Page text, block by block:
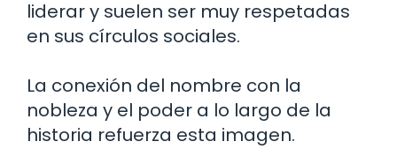
liderar y suelen ser muy respetadas
en sus círculos sociales.
La conexión del nombre con la
nobleza y el poder a lo largo de la
historia refuerza esta imagen.